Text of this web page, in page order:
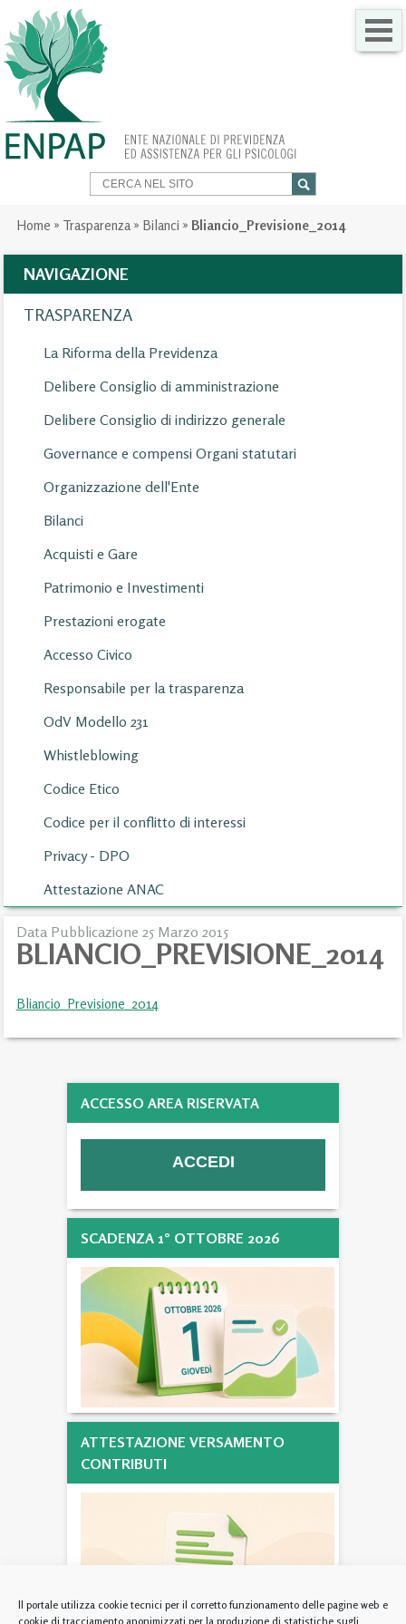
Il portale utilizza cookie tecnici per il corretto funzionamento delle pagine web e
cookie di tracciamento anonimizzati per la produzione di statistiche sugli
SERVIZI PER TE
TRASPARENZA
NEWS
CONTATTI
Home » Trasparenza» Bilanci » Bliancio_Previsione_2014
NAVIGAZIONE
TRASPARENZA
La Riforma della Previdenza
Delibere Consiglio di amministrazione
Delibere Consiglio di indirizzo generale
Governance e compensi Organi statutari
Organizzazione dell'Ente
Bilanci
Acquisti e Gare
Patrimonio e Investimenti
Prestazioni erogate
Accesso Civico
Responsabile per la trasparenza
OdV Modello 231
Whistleblowing
Codice Etico
Codice per il conflitto di interessi
Privacy - DPO
Attestazione ANAC
Data Pubblicazione 25 Marzo 2015
BLIANCIO_PREVISIONE_2014
Bliancio_Previsione_2014
ACCESSO AREA RISERVATA
SCADENZA 1° OTTOBRE 2026
ATTESTAZIONE VERSAMENTO
CONTRIBUTI